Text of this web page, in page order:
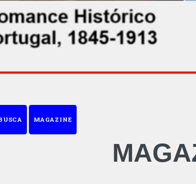
MAGAZINE